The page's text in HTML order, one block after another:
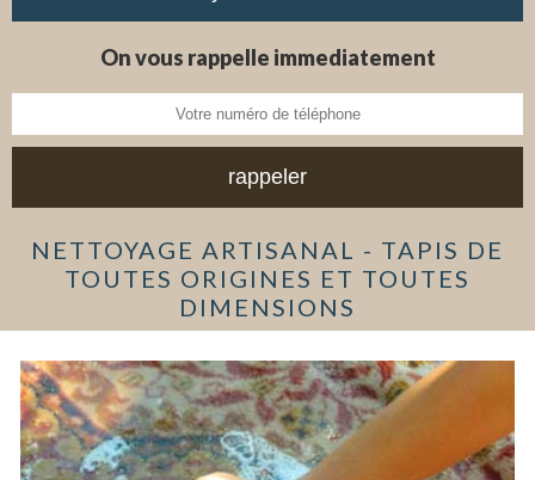
On vous rappelle immediatement
NETTOYAGE ARTISANAL - TAPIS DE
TOUTES ORIGINES ET TOUTES
DIMENSIONS